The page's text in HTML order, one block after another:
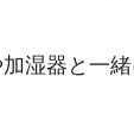
湿器と一